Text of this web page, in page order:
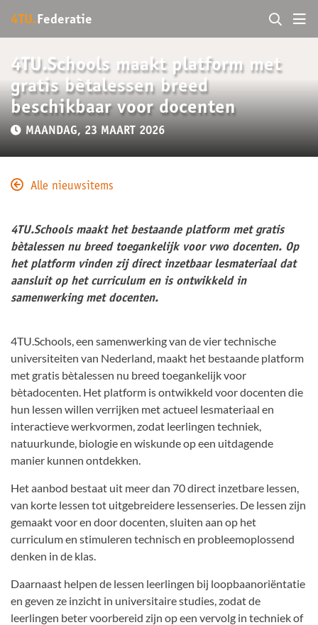
4TU. Federatie
4TU.Schools maakt platform met
gratis bètalessen breed
beschikbaar voor docenten
MAANDAG, 23 MAART 2026
Alle nieuwsitems
4TU.Schools maakt het bestaande platform met gratis
bètalessen nu breed toegankelijk voor vwo docenten. Op
het platform vinden zij direct inzetbaar lesmateriaal dat
aansluit op het curriculum en is ontwikkeld in
samenwerking met docenten.
4TU.Schools, een samenwerking van de vier technische
universiteiten van Nederland, maakt het bestaande platform
met gratis bètalessen nu breed toegankelijk voor
bètadocenten. Het platform is ontwikkeld voor docenten die
hun lessen willen verrijken met actueel lesmateriaal en
interactieve werkvormen, zodat leerlingen techniek,
natuurkunde, biologie en wiskunde op een uitdagende
manier kunnen ontdekken.
Het aanbod bestaat uit meer dan 70 direct inzetbare lessen,
van korte lessen tot uitgebreidere lessenseries. De lessen zijn
gemaakt voor en door docenten, sluiten aan op het
curriculum en stimuleren technisch en probleemoplossend
denken in de klas.
Daarnaast helpen de lessen leerlingen bij loopbaanoriëntatie
en geven ze inzicht in universitaire studies, zodat de
leerlingen beter voorbereid zijn op een vervolg in techniek of